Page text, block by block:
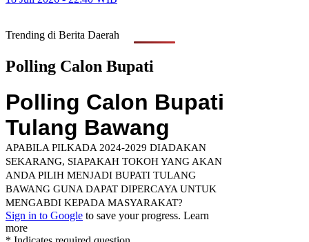
Trending di Berita Daerah
Polling Calon Bupati